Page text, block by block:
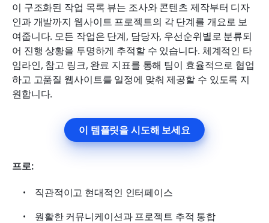
이 구조화된 작업 목록 뷰는 조사와 콘텐츠 제작부터 디자
인과 개발까지 웹사이트 프로젝트의 각 단계를 개요로 보
여줍니다. 모든 작업은 단계, 담당자, 우선순위별로 분류되
어 진행 상황을 투명하게 추적할 수 있습니다. 체계적인 타
임라인, 참고 링크, 완료 지표를 통해 팀이 효율적으로 협업
하고 고품질 웹사이트를 일정에 맞춰 제공할 수 있도록 지
원합니다.
이 템플릿을 시도해 보세요
프로:
직관적이고 현대적인 인터페이스
원활한 커뮤니케이션과 프로젝트 추적 통합